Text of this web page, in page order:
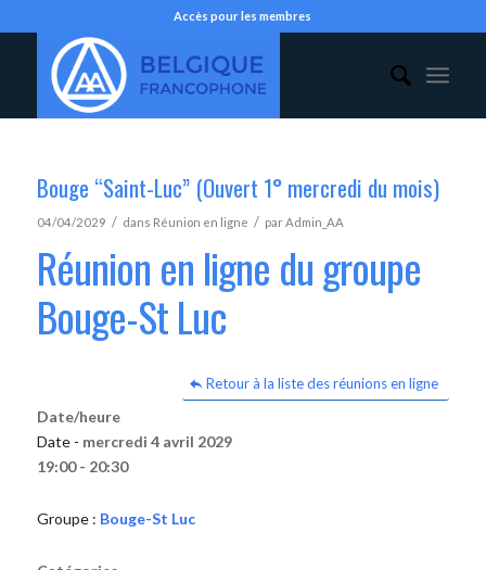
Accès pour les membres
Bouge “Saint-Luc” (Ouvert 1° mercredi du mois)
04/04/2029 / dans Réunion en ligne / parAdmin_AA
Réunion en ligne du groupe
Bouge-St Luc
Retour à la liste des réunions en ligne
Date/heure
Date - mercredi 4 avril 2029
19:00 - 20:30
Groupe : Bouge-St Luc